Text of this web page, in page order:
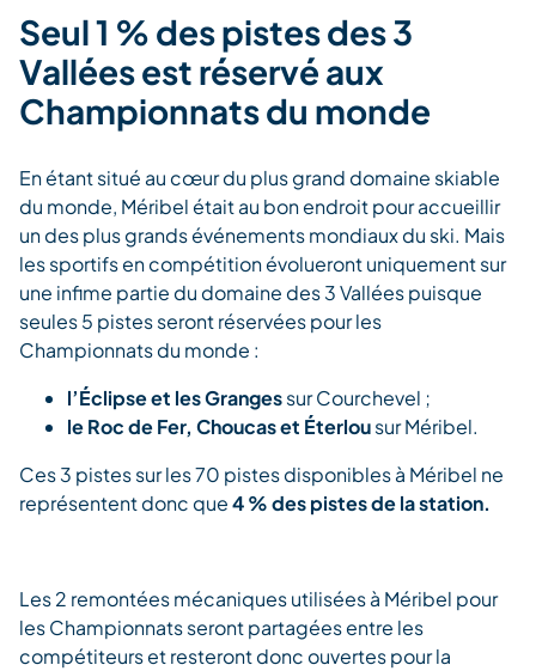
Seul 1 % des pistes des 3
Vallées est réservé aux
Championnats du monde
En étant situé au cœur du plus grand domaine skiable
du monde, Méribel était au bon endroit pour accueillir
un des plus grands événements mondiaux du ski. Mais
les sportifs en compétition évolueront uniquement sur
une infime partie du domaine des 3 Vallées puisque
seules 5 pistes seront réservées pour les
Championnats du monde :
l’Éclipse et les Grangessur Courchevel ;
le Roc de Fer, Choucas et Éterlousur Méribel.
Ces 3 pistes sur les 70 pistes disponibles à Méribel ne
représentent donc que4 % des pistes de la station.
Les 2 remontées mécaniques utilisées à Méribel pour
les Championnats seront partagées entre les
compétiteurs et resteront donc ouvertes pour la